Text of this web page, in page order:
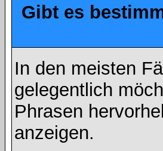
Gibt es
In den meisten
gelegentlich
Phrasen
anzeigen.